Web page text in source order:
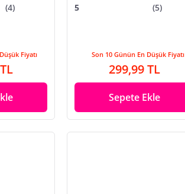
(4)
Fiyatı
5 (5)
Son 10 Günün En Düşük Fiyatı
299,99 TL
Sepete Ekle